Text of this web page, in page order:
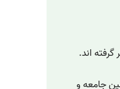
اند.
جامعه و